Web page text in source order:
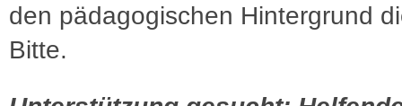
den pädagogischen Hintergrund
Bitte.